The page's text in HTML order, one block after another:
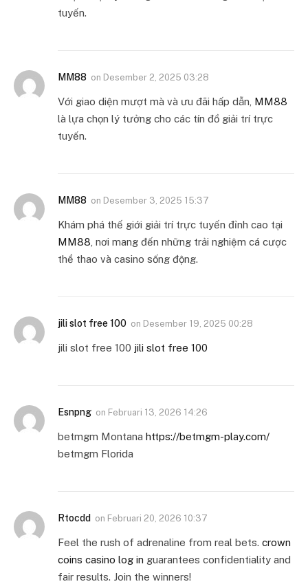
tuyến.
MM88 on Desember 2, 2025 03:28
Với giao diện mượt mà và ưu đãi hấp dẫn, MM88
là lựa chọn lý tưởng cho các tín đồ giải trí trực
tuyến.
MM88 on Desember 3, 2025 15:37
Khám phá thế giới giải trí trực tuyến đỉnh cao tại
MM88 , nơi mang đến những trải nghiệm cá cược
thể thao và casino sống động.
jili slot free 100 on Desember 19, 2025 00:28
jili slot free 100 jili slot free 100
Esnpng on Februari 13, 2026 14:26
betmgm Montana https://betmgm-play.com/
betmgm Florida
Rtocdd on Februari 20, 2026 10:37
Feel the rush of adrenaline from real bets. crown
coins casino log in guarantees confidentiality and
fair results. Join the winners!